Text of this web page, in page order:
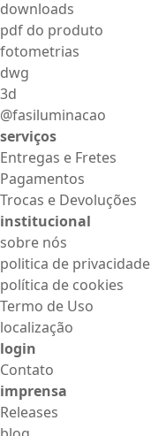
downloads
pdf do produto
fotometrias
dwg
3d
@fasiluminacao
serviços
Entregas e Fretes
Pagamentos
Trocas e Devoluções
institucional
sobre nós
politica de privacidade
política de cookies
Termo de Uso
localização
login
Contato
imprensa
Releases